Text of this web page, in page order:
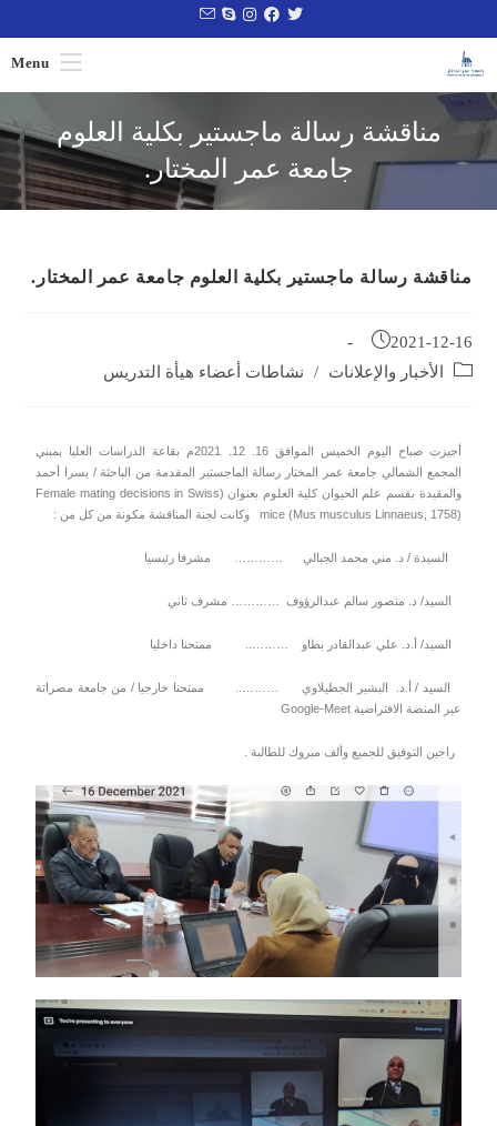
Menu
مناقشة رسالة ماجستير بكلية العلوم
جامعة عمر المختار.
مناقشة رسالة ماجستير بكلية العلوم جامعة عمر المختار.
2021-12-16
الأخبار والإعلانات
/ نشاطات أعضاء هيأة التدريس
أجيزت صباح اليوم الخميس الموافق 16. 12. 2021م بقاعة الدراسات العليا بمبني
المجمع الشمالي جامعة عمر المختار رسالة الماجستير المقدمة من الباحثة / يسرا أحمد
والمقيدة بقسم علم الحيوان كلية العلوم بعنوان (Female mating decisions in Swiss
mice (Mus musculus Linnaeus, 1758) وكانت لجنة المناقشة مكونة من كل من :
السيدة / د. مني محمد الجبالي ………… مشرفا رئيسيا
السيد/ د. منصور سالم عبدالرؤوف ………… مشرف ثاني
السيد/ أ.د. علي عبدالقادر بطاو ……….. ممتحنا داخليا
السيد / أ.د. البشير الجطيلاوي ……….. ممتحنا خارجيا / من جامعة مصراتة
عبر المنصة الافتراضية Google-Meet
راجين التوفيق للجميع وألف مبروك للطالبة .